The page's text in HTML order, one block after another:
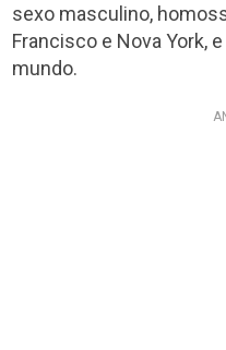
sexo masculino,
Francisco e Nova York,
mundo.